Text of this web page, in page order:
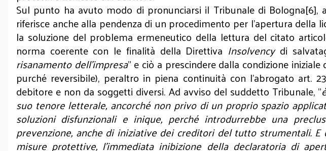
Sul punto ha avuto modo di pronunciarsi il Tribunale di
riferisce anche alla pendenza di un procedimento per l’apertura
la soluzione del problema ermeneutico della lettura del citato
norma coerente con le finalità della Direttiva Insolvencydi
risanamento dell'impresa" e ciò a prescindere dalla condizione
purché reversibile), peraltro in piena continuità con l'abrogato art.
debitore e non da soggetti diversi. Ad avviso del suddetto Tribunale, "
suo tenore letterale, ancorché non privo di un proprio spazio
soluzioni disfunzionali e inique, perché introdurrebbe una
prevenzione, anche di iniziative dei creditori del tutto strumentali.
misure protettive, l’immediata inibizione della declaratoria di